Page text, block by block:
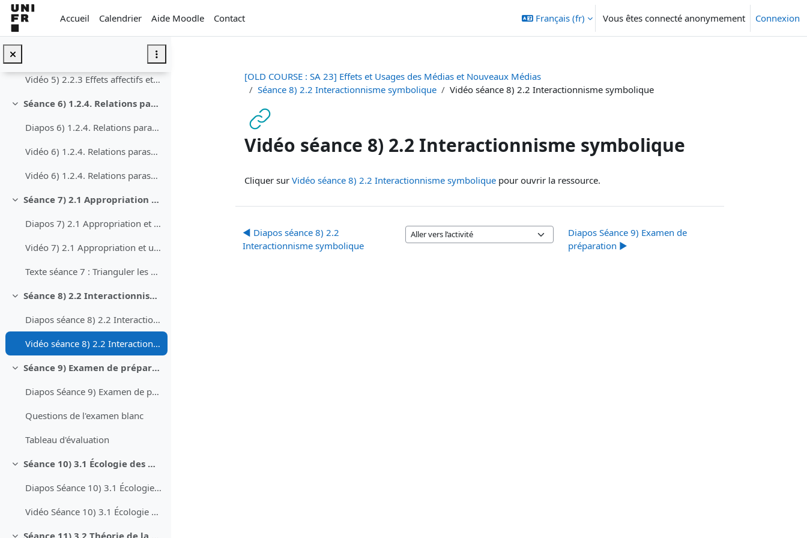
Passer au contenu principal
Accueil
Calendrier Aide Moodle Contact Français ‎(fr)‎ Vous êtes connecté anonymement Connexion
Replier
Diapos 5) 2.2.3 Effets affectifs et divertissement
Vidéo 5) 2.2.3 Effets affectifs et divertissement
Replier
Séance 6) 1.2.4. Relations parasociales
Diapos 6) 1.2.4. Relations parasociales
Vidéo 6) 1.2.4. Relations parasociales - partie 1
Vidéo 6) 1.2.4. Relations parasociales - partie 2
Replier
Séance 7) 2.1 Appropriation et usages des médias
Diapos 7) 2.1 Appropriation et usages des médias
Vidéo 7) 2.1 Appropriation et usages des médias
Texte séance 7 : Trianguler les chaînes : Une analyse sémiotique de la hiérarchie hégémonique du pouvoir dans Star Wars
Replier
Séance 8) 2.2 Interactionnisme symbolique
Diapos séance 8) 2.2 Interactionnisme symbolique
Vidéo séance 8) 2.2 Interactionnisme symbolique
Replier
Séance 9) Examen de préparation
Diapos Séance 9) Examen de préparation
Questions de l'examen blanc
Tableau d'évaluation
Replier
Séance 10) 3.1 Écologie des médias
Diapos Séance 10) 3.1 Écologie des médias
Vidéo Séance 10) 3.1 Écologie des médias
[OLD COURSE : SA 23] Effets et Usages des Médias et Nouveaux Médias
Séance 8) 2.2 Interactionnisme symbolique
Vidéo séance 8) 2.2 Interactionnisme symbolique
Vidéo séance 8) 2.2 Interactionnisme symbolique
Cliquer sur Vidéo séance 8) 2.2 Interactionnisme symboliquepour ouvrir la ressource.
◀︎ Diapos séance 8) 2.2
Interactionnisme symbolique
Aller vers l’activité
Diapos Séance 9) Examen de
préparation ▶︎